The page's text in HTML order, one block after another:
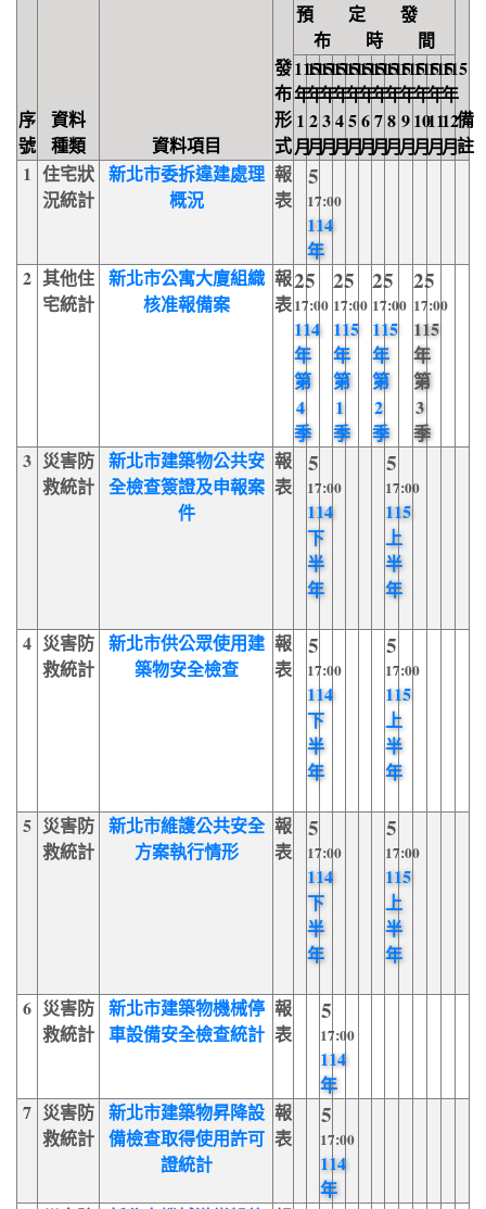
序
號
資料
種類
資料項目
發
布
形
式
預 定 發
布 時 間
備
註
115
年
1
月
115
年
2
月
115
年
3
月
115
年
4
月
115
年
5
月
115
年
6
月
115
年
7
月
115
年
8
月
115
年
9
月
115
年
10
月
115
年
11
月
115
年
12
月
1 住宅狀
況統計
新北市委拆違建處理
概況
報
表
5
17:00
114
年
2 其他住
宅統計
新北市公寓大廈組織
核准報備案
報
表
25
17:00
114
年
第
4
季
25
17:00
115
年
第
1
季
25
17:00
115
年
第
2
季
25
17:00
115
年
第
3
季
3 災害防
救統計
新北市建築物公共安
全檢查簽證及申報案
件
報
表
5
17:00
114
下
半
年
5
17:00
115
上
半
年
4 災害防
救統計
新北市供公眾使用建
築物安全檢查
報
表
5
17:00
114
下
半
年
5
17:00
115
上
半
年
5 災害防
救統計
新北市維護公共安全
方案執行情形
報
表
5
17:00
114
下
半
年
5
17:00
115
上
半
年
6 災害防
救統計
新北市建築物機械停
車設備安全檢查統計
報
表
5
17:00
114
年
7 災害防
救統計
新北市建築物昇降設
備檢查取得使用許可
證統計
報
表
5
17:00
114
年